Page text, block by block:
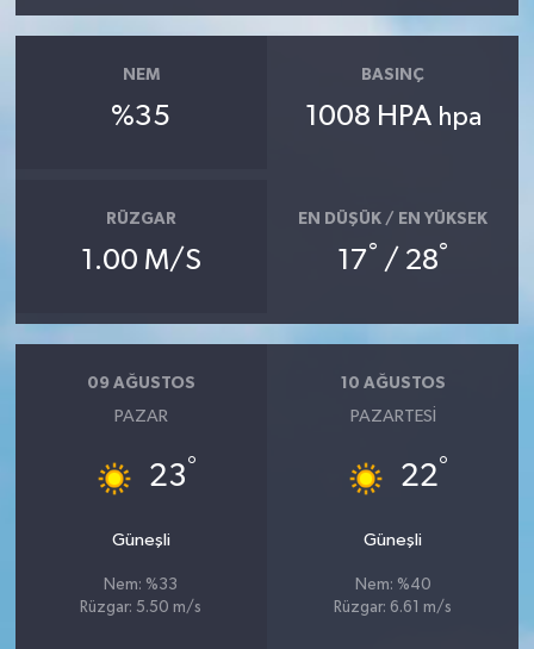
NEM
%35
BASINÇ
1008 HPA hpa
RÜZGAR
1.00 M/S
EN DÜŞÜK / EN YÜKSEK
17° / 28°
09 AĞUSTOS
PAZAR
23°
Güneşli
Nem: %33
Rüzgar: 5.50 m/s
10 AĞUSTOS
PAZARTESI
22°
Güneşli
Nem: %40
Rüzgar: 6.61 m/s